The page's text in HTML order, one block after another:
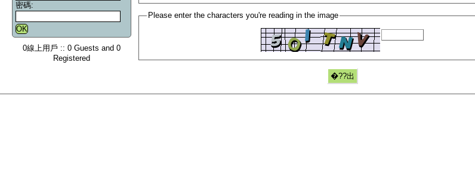
密碼:
0線上用戶 :: 0 Guests and 0
Registered
Please enter the characters you're reading in the image